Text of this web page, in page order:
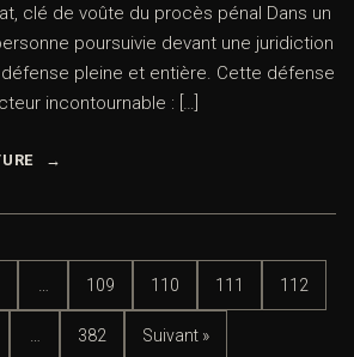
clé de voûte du procès pénal Dans un
poursuivie devant une juridiction
pleine et entière. Cette défense
incontournable : […]
109 110 111 112
382 Suivant »